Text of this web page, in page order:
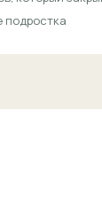
подростка